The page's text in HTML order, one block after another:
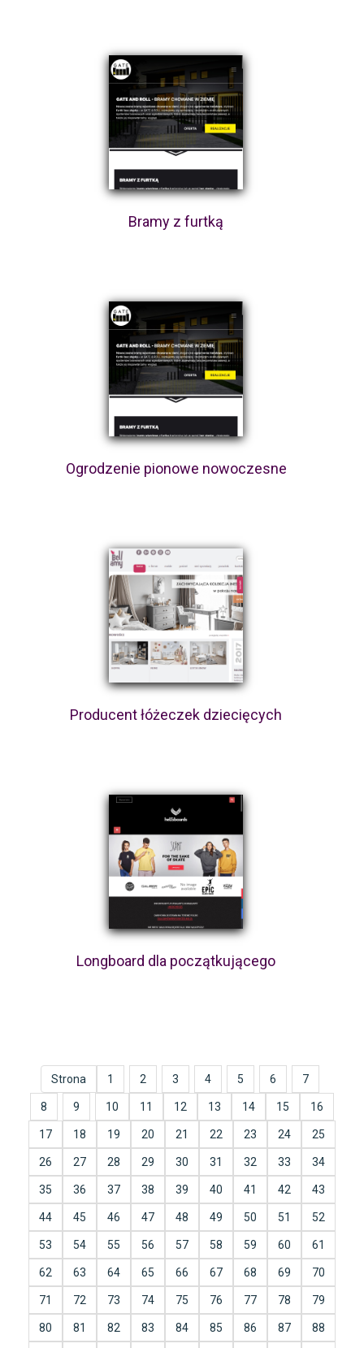
Bramy z furtką
Ogrodzenie pionowe nowoczesne
Producent łóżeczek dziecięcych
Longboard dla początkującego
Strona 1 2 3 4 5 6 7
8 9 10 11 12 13 14 15 16
17 18 19 20 21 22 23 24 25
26 27 28 29 30 31 32 33 34
35 36 37 38 39 40 41 42 43
44 45 46 47 48 49 50 51 52
53 54 55 56 57 58 59 60 61
62 63 64 65 66 67 68 69 70
71 72 73 74 75 76 77 78 79
80 81 82 83 84 85 86 87 88